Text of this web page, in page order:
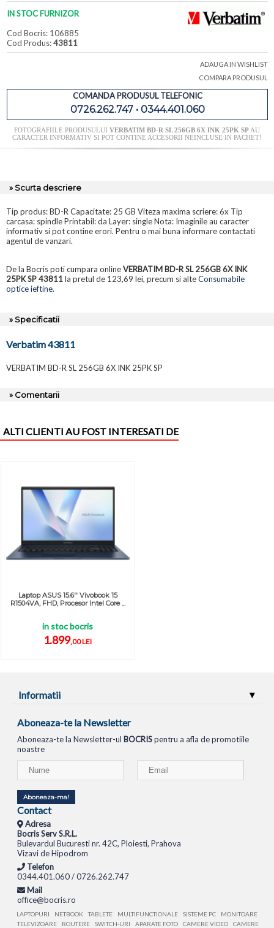
IN STOC FURNIZOR
Cod Bocris: 106885
Cod Produs:43811
ADAUGA IN WISHLIST
COMPARA PRODUSUL
COMANDA PRODUSUL TELEFONIC
0726.262.747 • 0344.401.060
FOTOGRAFIILE PRODUSULUI VERBATIM BD-R SL 256GB 6X INK 25PK SPAU
CARACTER INFORMATIV SI POT CONTINE ACCESORII NEINCLUSE IN PACHET!
» Scurta descriere
Tip produs: BD-R Capacitate: 25 GB Viteza maxima scriere: 6x Tip
carcasa: spindle Printabil: da Layer: single Nota: Imaginile au caracter
informativ si pot contine erori. Pentru o mai buna informare contactati
agentul de vanzari.
De la Bocris poti cumpara onlineVERBATIM BD-R SL 256GB 6X INK
25PK SP 43811la pretul de 123,69 lei, precum si alteConsumabile
optice ieftine.
» Specificatii
Verbatim 43811
VERBATIM BD-R SL 256GB 6X INK 25PK SP
» Comentarii
ALTI CLIENTI AU FOST INTERESATI DE
Laptop ASUS 15.6'' Vivobook 15
R1504VA, FHD, Procesor Intel Core ...
in stoc bocris
1.899,00 LEI
Informatii
Aboneaza-te la Newsletter
Aboneaza-te la Newsletter-ul BOCRISpentru a afla de promotiile
noastre
Aboneaza-ma!
Contact
Adresa
Bocris Serv S.R.L.
Bulevardul Bucuresti nr. 42C, Ploiesti, Prahova
Vizavi de Hipodrom
Telefon
0344.401.060 / 0726.262.747
Mail
office@bocris.ro
LAPTOPURI NETBOOK TABLETE MULTIFUNCTIONALE SISTEME PC
MONITOARE
TELEVIZOARE
ROUTERE SWITCH-URI APARATE FOTO CAMERE VIDEO CAMERE